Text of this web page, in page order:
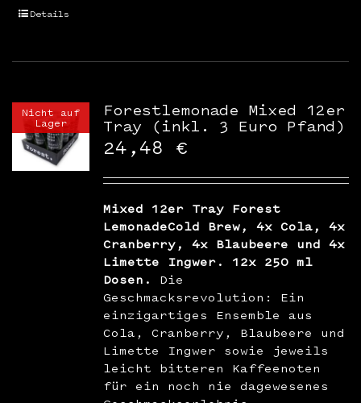
Details
Nicht auf
Lager
Forestlemonade Mixed 12er
Tray (inkl. 3 Euro Pfand)
24,48 €
Mixed 12er Tray Forest
LemonadeCold Brew, 4x Cola, 4x
Cranberry, 4x Blaubeere und 4x
Limette Ingwer. 12x 250 ml
Dosen.
Die
Geschmacksrevolution: Ein
einzigartiges Ensemble aus
Cola, Cranberry, Blaubeere und
Limette Ingwer sowie jeweils
leicht bitteren Kaffeenoten
für ein noch nie dagewesenes